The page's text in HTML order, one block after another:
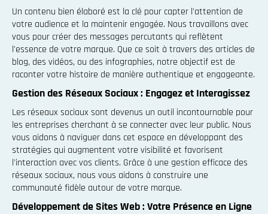
Un contenu bien élaboré est la clé pour capter l'attention de
votre audience et la maintenir engagée. Nous travaillons avec
vous pour créer des messages percutants qui reflètent
l'essence de votre marque. Que ce soit à travers des articles de
blog, des vidéos, ou des infographies, notre objectif est de
raconter votre histoire de manière authentique et engageante.
Gestion des Réseaux Sociaux : Engagez et Interagissez
Les réseaux sociaux sont devenus un outil incontournable pour
les entreprises cherchant à se connecter avec leur public. Nous
vous aidons à naviguer dans cet espace en développant des
stratégies qui augmentent votre visibilité et favorisent
l'interaction avec vos clients. Grâce à une gestion efficace des
réseaux sociaux, nous vous aidons à construire une
communauté fidèle autour de votre marque.
Développement de Sites Web : Votre Présence en Ligne